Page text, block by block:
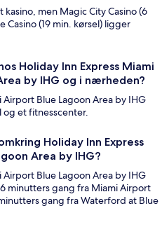
men Magic City Casino (6
Casino (19 min. kørsel) ligger
Holiday Inn Express Miami
by IHG og i nærheden?
Blue Lagoon Area by IHG
et fitnesscenter.
Holiday Inn Express
Area by IHG?
Blue Lagoon Area by IHG
minutters gang fra Miami Airport
gang fra Waterford at Blue